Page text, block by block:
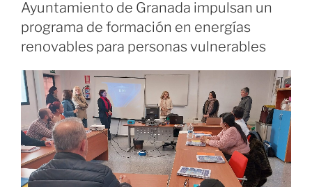
Ayuntamiento de Granada impulsan un
programa de formación en energías
renovables para personas vulnerables